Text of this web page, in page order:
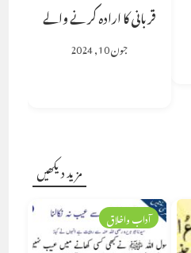
قربانی کا ارادہ کرنے والے
جون 10, 2024
مزید دیکھیں
آداب واخلاق